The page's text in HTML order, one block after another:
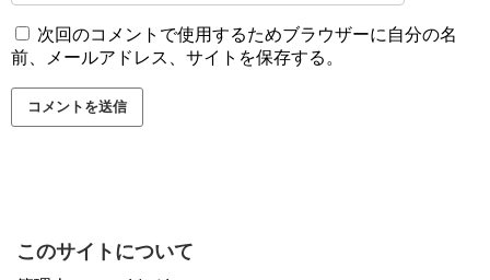
次回のコメントで使用するためブラウザーに自分の名
前、メールアドレス、サイトを保存する。
このサイトについて